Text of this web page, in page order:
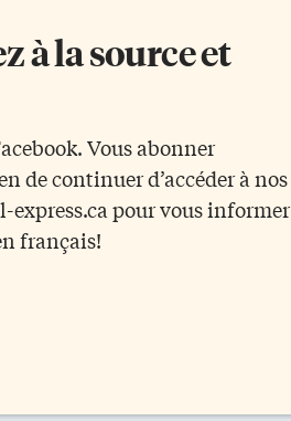
à la source et
Vous abonner
de continuer d’accéder à nos
express.ca pour vous informer
français!